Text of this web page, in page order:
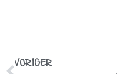
VORIGER